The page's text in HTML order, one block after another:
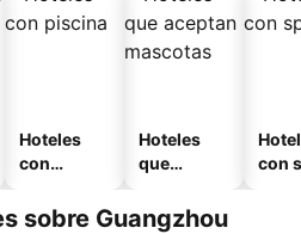
Hoteles
con
Hoteles
que
mascotas
con
sobre Guangzhou